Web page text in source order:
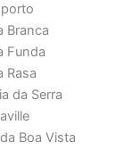
Branca
Funda
Rasa
da Serra
Boa Vista